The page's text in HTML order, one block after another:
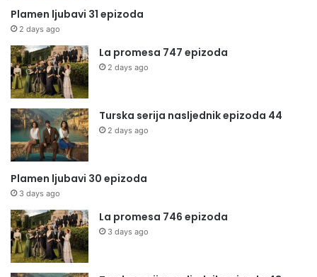
Plamen ljubavi 31 epizoda
2 days ago
La promesa 747 epizoda
2 days ago
Turska serija nasljednik epizoda 44
2 days ago
Plamen ljubavi 30 epizoda
3 days ago
La promesa 746 epizoda
3 days ago